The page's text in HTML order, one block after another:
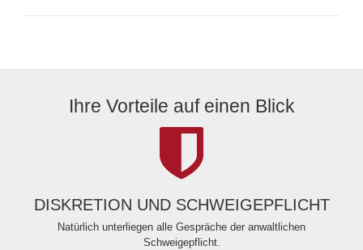
Ihre Vorteile auf einen Blick
DISKRETION UND SCHWEIGEPFLICHT
Natürlich unterliegen alle Gespräche der anwaltlichen
Schweigepflicht.